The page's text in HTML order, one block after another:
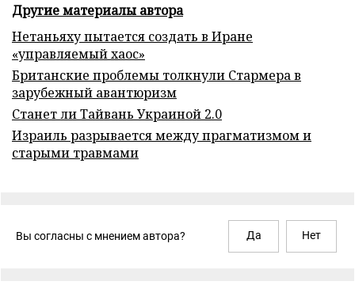
Другие материалы автора
Нетаньяху пытается создать в Иране
«управляемый хаос»
Британские проблемы толкнули Стармера в
зарубежный авантюризм
Станет ли Тайвань Украиной 2.0
Израиль разрывается между прагматизмом и
старыми травмами
Вы согласны с мнением автора? Да Нет